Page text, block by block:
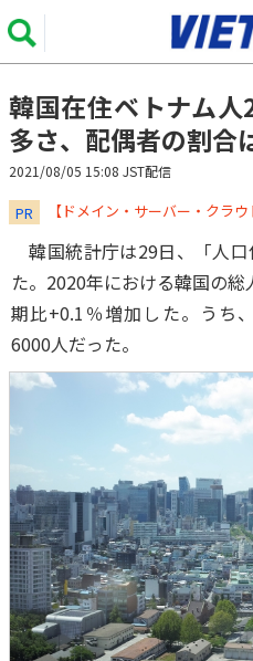
韓国在住ベトナム
多さ、配偶者の割合
2021/08/05 15:08 JST配信
PR 【ドメイン・サーバー・クラ
韓国統計庁は29日、「人
た。2020年における韓国の
期比+0.1％増加した。うち
6000人だった。